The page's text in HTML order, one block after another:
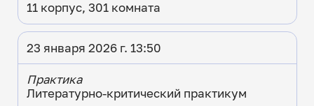
11 корпус, 301 комната
23 января 2026 г. 13:50
Практика
Литературно-критический практикум